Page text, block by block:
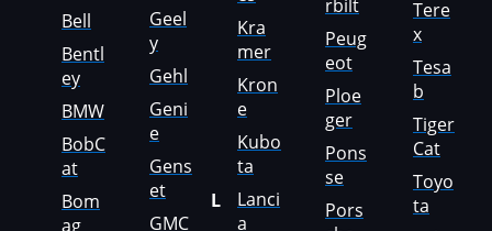
Lincoln
Linde
Linder
LinkBelt
LiuGong
Bell
Bentl
ey
BMW
BobC
at
Bom
ag
Geel
y
Gehl
Geni
e
Gens
et
GMC
Kra
mer
Kron
e
Kubo
ta
L
Lanci
a
rbilt
Peug
eot
Ploe
ger
Pons
se
Pors
Tere
x
Tesa
b
Tiger
Cat
Toyo
ta